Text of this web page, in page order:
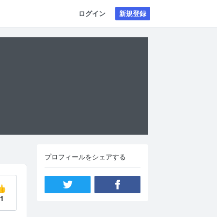
ログイン 新規登録
1
プロフィールをシェアする